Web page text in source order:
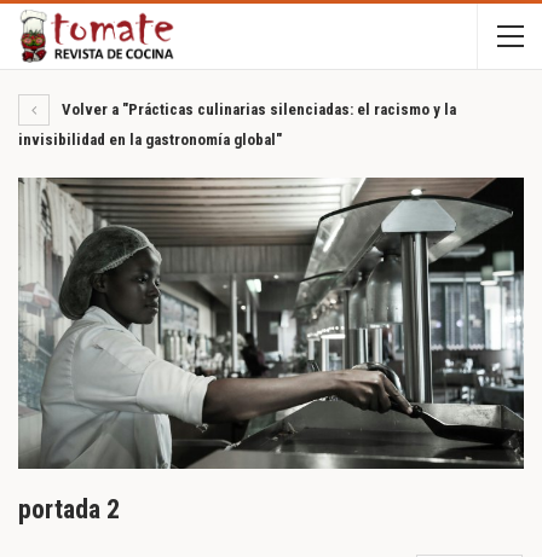
Volver a "Prácticas culinarias silenciadas: el racismo y la
invisibilidad en la gastronomía global"
portada 2